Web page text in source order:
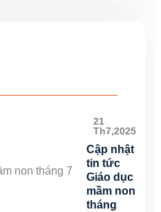
21
Th7,2025
Cập nhật
tin tức
Giáo dục
mầm non
tháng